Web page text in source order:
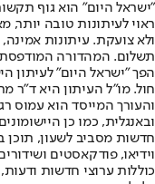
"ישראל היום" הוא גוף
ראוי לעיתונות טובה יותר,
ולא צועקת. עיתונות אמינה,
הפך "ישראל היום" לעיתון
חול. מו"ל העיתון היא ד"ר
והעורך המייסד הוא עמוס
חדשות מסביב לשעון, תוכן
וידיאו, פודקאסטים
כוללות ערוצי חדשות ודעות,